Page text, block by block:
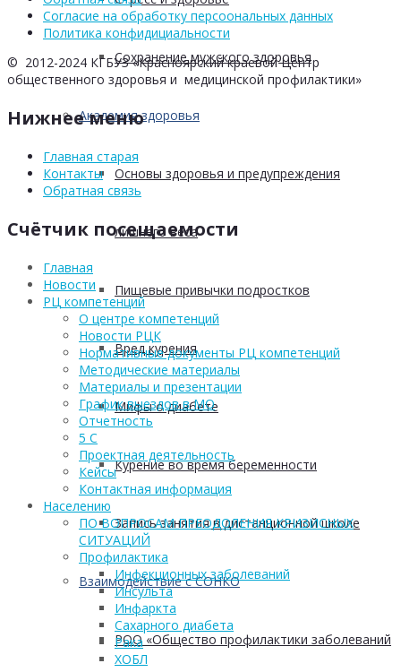
Сохранение мужского здоровья
Академия здоровья
Основы здоровья и предупреждения
лишнего веса
Пищевые привычки подростков
Вред курения
Мифы о диабете
Курение во время беременности
Запись занятия в дистанционной школе
Взаимодействие с СОНКО
РОО «Общество профилактики заболеваний
Согласие на обработку персоональных данных
Политика конфидициальности
© 2012-2024 КГБУЗ «Красноярский краевой Центр
общественного здоровья и медицинской профилактики»
Нижнее меню
Главная старая
Контакты
Обратная связь
Счётчик посещаемости
Главная
Новости
РЦ компетенций
О центре компетенций
Новости РЦК
Нормативные документы РЦ компетенций
Методические материалы
Материалы и презентации
График выездов в МО
Отчетность
5 С
Проектная деятельность
Кейсы
Контактная информация
Населению
ПО ВОПРОСАМ ПРЕОДОЛЕНИЯ КРИЗИСНЫХ
СИТУАЦИЙ
Профилактика
Инфекционных заболеваний
Инсульта
Инфаркта
Сахарного диабета
Рака
ХОБЛ